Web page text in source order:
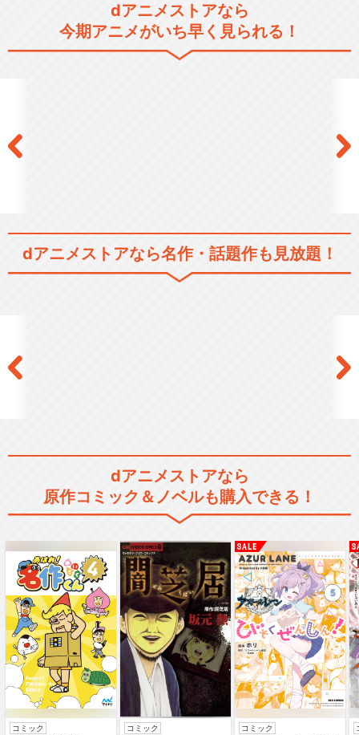
dアニメストアなら
今期アニメがいち早く見られる！
dアニメストアなら名作・話題作も見放題！
dアニメストアなら
原作コミック＆ノベルも購入できる！
コミック コミック コミック